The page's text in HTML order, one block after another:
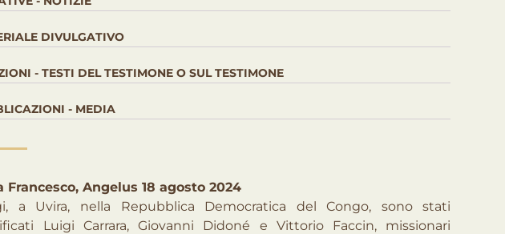
DIVULGATIVO
- TESTI DEL TESTIMONE O SUL TESTIMONE
- MEDIA
Francesco, Angelus 18 agosto 2024
a Uvira, nella Repubblica Democratica del Congo, sono stati
Luigi Carrara, Giovanni Didoné e Vittorio Faccin, missionari